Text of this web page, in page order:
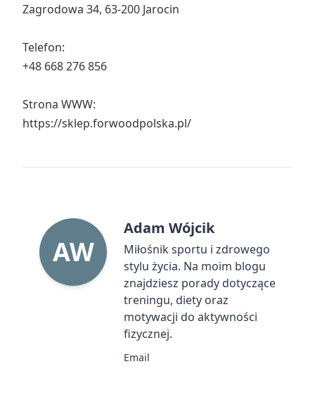
Zagrodowa 34, 63-200 Jarocin
Telefon:
+48 668 276 856
Strona WWW:
https://sklep.forwoodpolska.pl/
AW
Adam Wójcik
Miłośnik sportu i zdrowego
stylu życia. Na moim blogu
znajdziesz porady dotyczące
treningu, diety oraz
motywacji do aktywności
fizycznej.
Email